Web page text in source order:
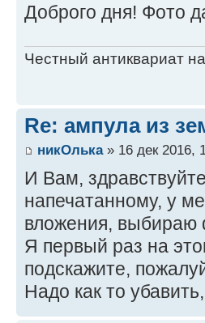
Доброго дня! Фото
Честный антиквариат на
Re: ампула из
никОлька» 16 дек 2016,
И Вам,
напечатанному, у
вложения, выбираю
Я первый раз на
подскажите,
Надо как то